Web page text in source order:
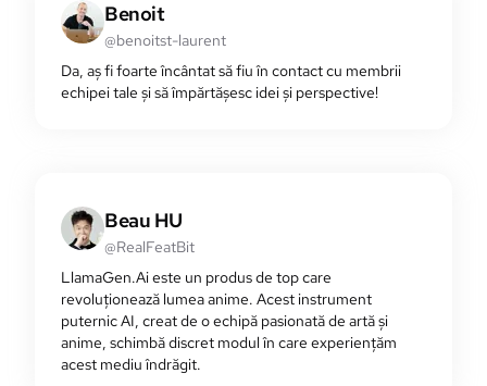
Benoit
@benoitst-laurent
Da, aș fi foarte încântat să fiu în contact cu membrii
echipei tale și să împărtășesc idei și perspective!
Beau HU
@RealFeatBit
LlamaGen.Ai este un produs de top care
revoluționează lumea anime. Acest instrument
puternic AI, creat de o echipă pasionată de artă și
anime, schimbă discret modul în care experiențăm
acest mediu îndrăgit.